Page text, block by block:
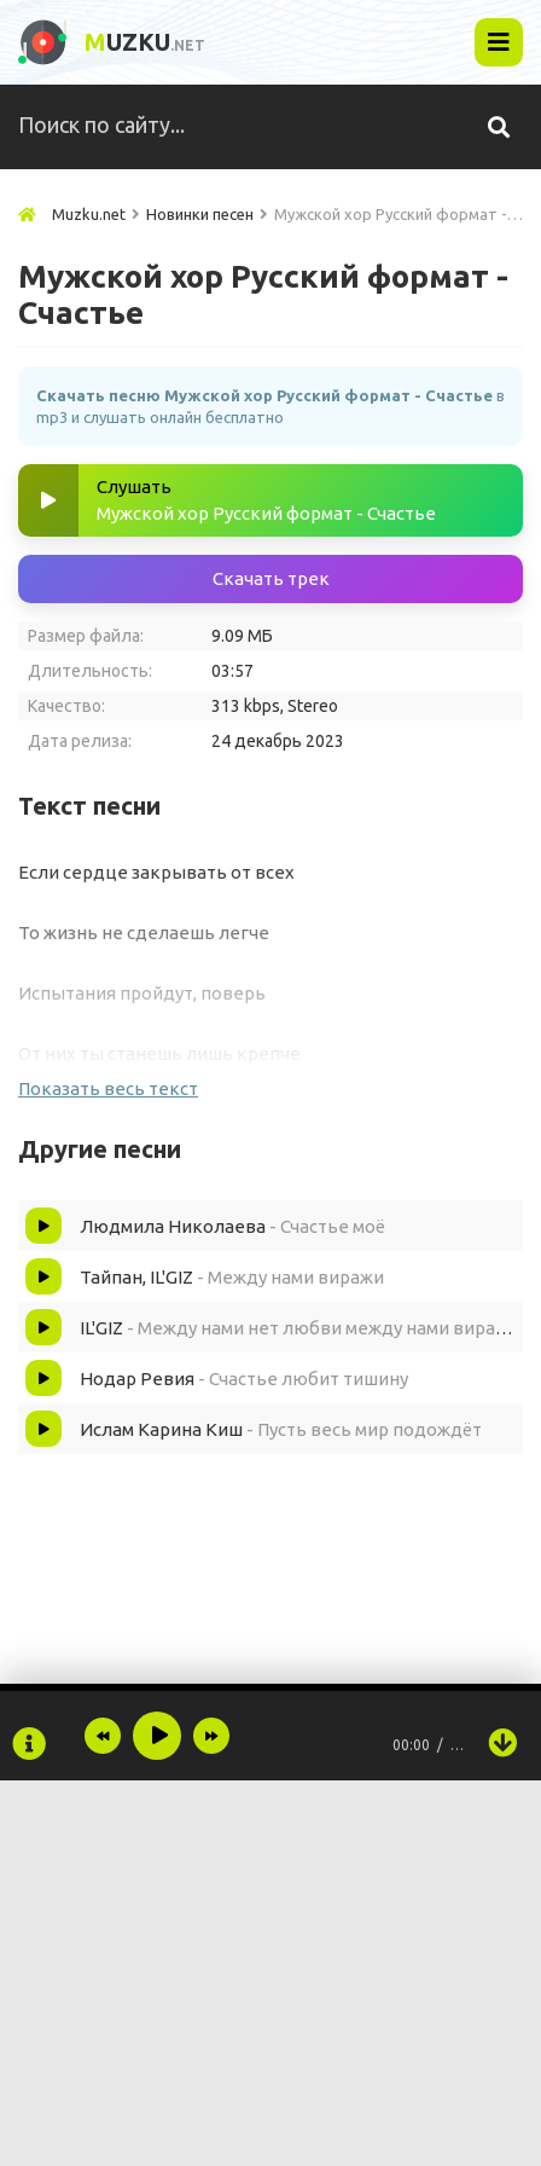
MUZKU.NET
Muzku.net Новинки песен Мужской хор Русский формат - Счастье
Мужской хор Русский формат -
Счастье
Скачать песню Мужской хор Русский формат - Счастье в
mp3 и слушать онлайн бесплатно
Слушать
Мужской хор Русский формат - Счастье
Скачать трек
Размер файла:
9.09 МБ
Длительность:
03:57
Качество:
313 kbps, Stereo
Дата релиза:
24 декабрь 2023
Текст песни
Если сердце закрывать от всех
То жизнь не сделаешь легче
Испытания пройдут, поверь
От них ты станешь лишь крепче
Улыбнись и весь мир расцветает
А мечта в такт с тобою шагает
Счастье между нами
Парит легко
В воздухе летает
Счастье в своём сердце
Пора принять
Показать весь текст
Другие песни
Людмила Николаева - Счастье моё
Тайпан, IL'GIZ - Между нами виражи
IL'GIZ - Между нами нет любви между нами виражи
Нодар Ревия - Счастье любит тишину
Ислам Карина Киш - Пусть весь мир подождёт
00:00